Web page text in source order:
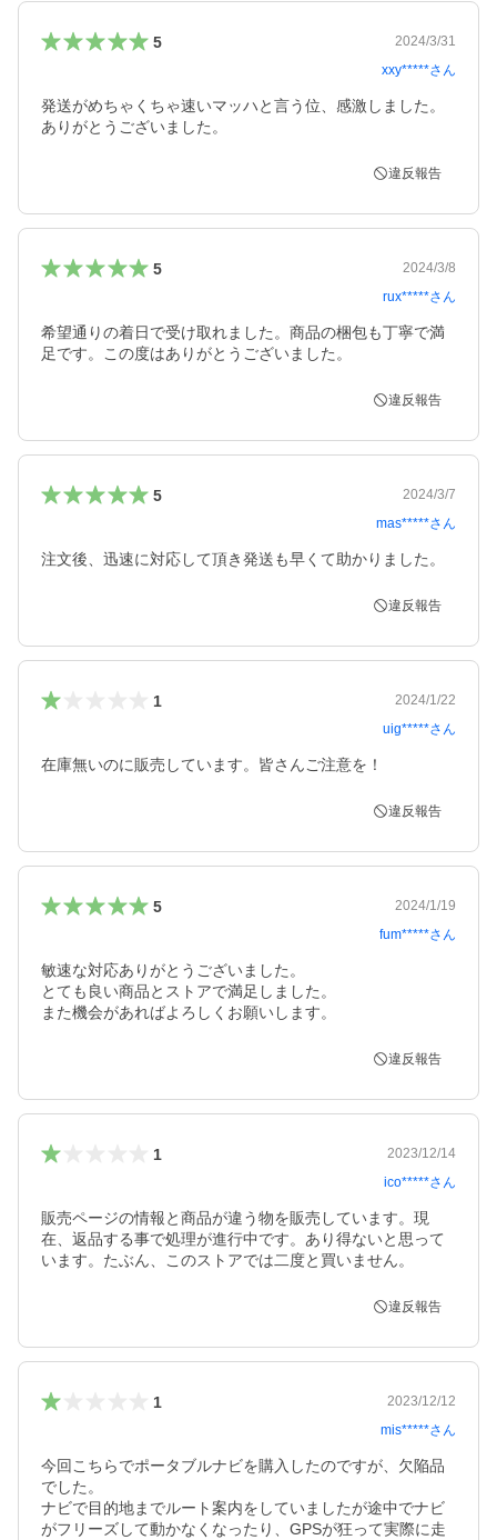
5
2024/3/31
xxy*****さん
発送がめちゃくちゃ速いマッハと言う位、感激しました。
ありがとうございました。
違反報告
5
2024/3/8
rux*****さん
希望通りの着日で受け取れました。商品の梱包も丁寧で満
足です。この度はありがとうございました。
違反報告
5
2024/3/7
mas*****さん
注文後、迅速に対応して頂き発送も早くて助かりました。
違反報告
1
2024/1/22
uig*****さん
在庫無いのに販売しています。皆さんご注意を！
違反報告
5
2024/1/19
fum*****さん
敏速な対応ありがとうございました。
とても良い商品とストアで満足しました。
また機会があればよろしくお願いします。
違反報告
1
2023/12/14
ico*****さん
販売ページの情報と商品が違う物を販売しています。現
在、返品する事で処理が進行中です。あり得ないと思って
います。たぶん、このストアでは二度と買いません。
違反報告
1
2023/12/12
mis*****さん
今回こちらでポータブルナビを購入したのですが、欠陥品
でした。
ナビで目的地までルート案内をしていましたが途中でナビ
がフリーズして動かなくなったり、GPSが狂って実際に走